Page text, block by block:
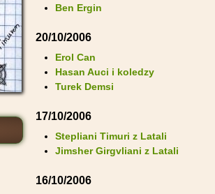
Ben Ergin
20/10/2006
Erol Can
Hasan Auci i koledzy
Turek Demsi
17/10/2006
Stepliani Timuri z Latali
Jimsher Girgvliani z Latali
16/10/2006